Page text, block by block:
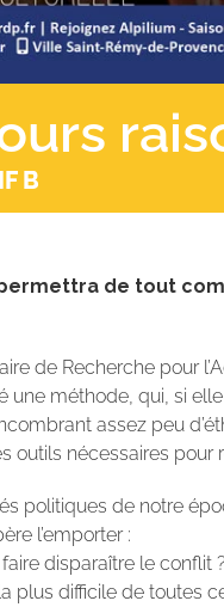
B
de tout
de Recherche pour
une méthode, qui, si
assez peu
outils nécessaires pour
politiques de notre
l’emporter :
disparaître le conflit
plus difficile de toutes